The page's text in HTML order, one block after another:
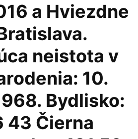
a Hviezdne
neistota v
10.
Bydlisko:
43 Čierna